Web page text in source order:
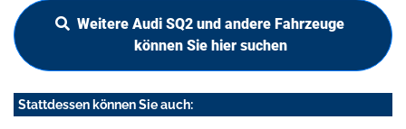
Weitere Audi SQ2 und andere Fahrzeuge
können Sie hier suchen
Stattdessen können Sie auch: